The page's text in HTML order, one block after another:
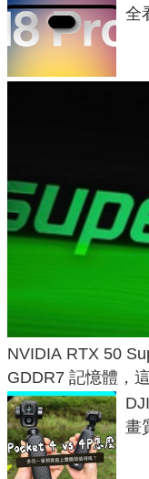
全
NVIDIA RTX 50
GDDR7 記憶體，
畫